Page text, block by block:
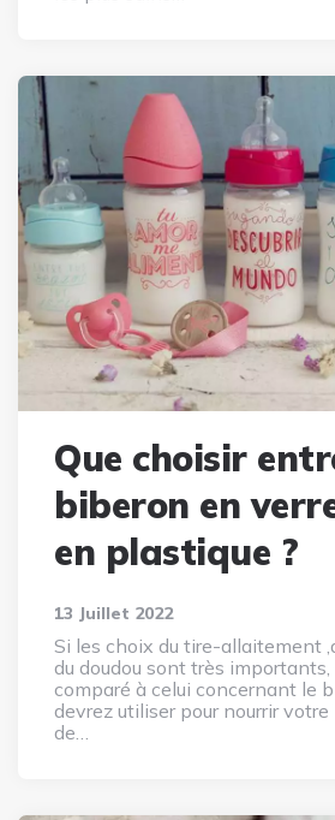
Que choisir
biberon en
en plastique ?
13 Juillet 2022
Si les choix du tire-allaitement
du doudou sont très importants,
comparé à celui concernant le
devrez utiliser pour nourrir
de…